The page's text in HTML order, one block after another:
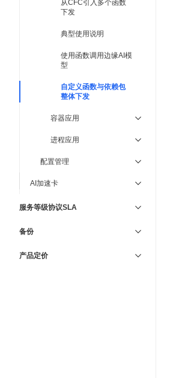
从CFC引入多个函数
下发
典型使用说明
使用函数调用边缘AI模
型
自定义函数与依赖包
整体下发
容器应用
进程应用
配置管理
AI加速卡
服务等级协议SLA
备份
产品定价